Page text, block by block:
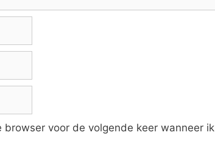
voor de volgende keer wanneer ik